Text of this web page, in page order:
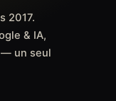
2017.
& IA,
— un seul